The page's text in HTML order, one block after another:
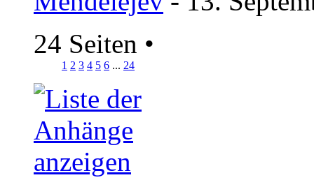
24 Seiten •
1 2 3 4 5 6 ... 24